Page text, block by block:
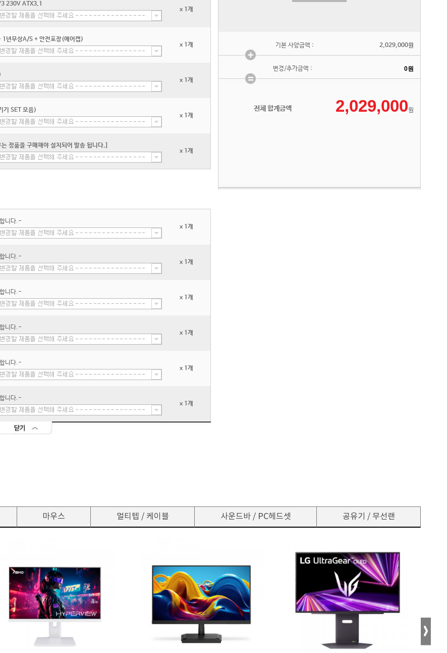
230V ATX3.1
x 1개
1년무상A/S + 안전포장(에어캡)
x 1개
x 1개
기 SET 모음)
x 1개
정품을 구매해야 설치되어 발송 됩니다.]
x 1개
니다.-
x 1개
니다.-
x 1개
니다.-
x 1개
니다.-
x 1개
니다.-
x 1개
니다.-
x 1개
기본 사양금액 : 2,029,000원
변경/추가금액 :
전체 합계금액 원
마우스 멀티텝 / 케이블 사운드바 / PC헤드셋 공유기 / 무선랜